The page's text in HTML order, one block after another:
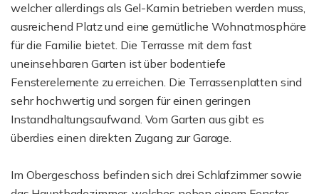
welcher allerdings als Gel-Kamin betrieben werden muss,
ausreichend Platz und eine gemütliche Wohnatmosphäre
für die Familie bietet. Die Terrasse mit dem fast
uneinsehbaren Garten ist über bodentiefe
Fensterelemente zu erreichen. Die Terrassenplatten sind
sehr hochwertig und sorgen für einen geringen
Instandhaltungsaufwand. Vom Garten aus gibt es
überdies einen direkten Zugang zur Garage.
Im Obergeschoss befinden sich drei Schlafzimmer sowie